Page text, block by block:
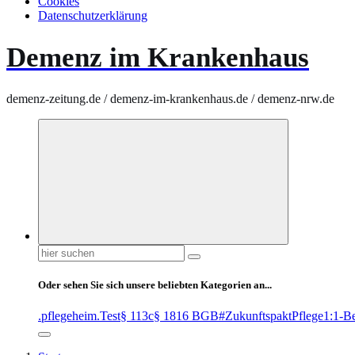
Datenschutzerklärung
Demenz im Krankenhaus
demenz-zeitung.de / demenz-im-krankenhaus.de / demenz-nrw.de
Suchen
nach:
Oder sehen Sie sich unsere beliebten Kategorien an...
.pflegeheim.Test§ 113c§ 1816 BGB#ZukunftspaktPflege1:1-